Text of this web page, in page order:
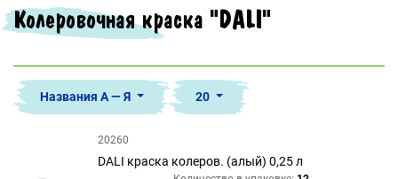
Колеровочная краска "DALI"
Названия А — Я 20
20260
DALI краска колеров. (алый) 0,25 л